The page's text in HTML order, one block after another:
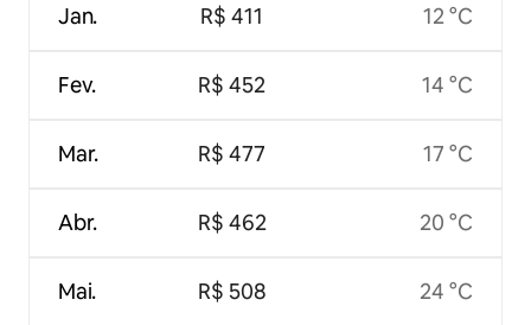
Jan.
Fev.
Mar.
Abr.
Mai.
R$ 411
R$ 452
R$ 477
R$ 462
R$ 508
12 °C
14 °C
17 °C
20 °C
24 °C